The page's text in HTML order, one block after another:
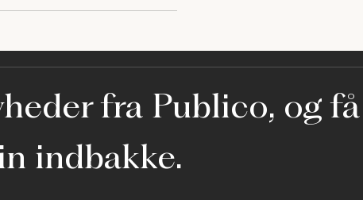
fra Publico, og få
indbakke.